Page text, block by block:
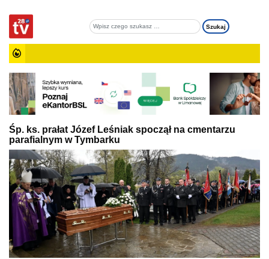
Śp. ks. prałat Józef Leśniak spoczął na cmentarzu
parafialnym w Tymbarku